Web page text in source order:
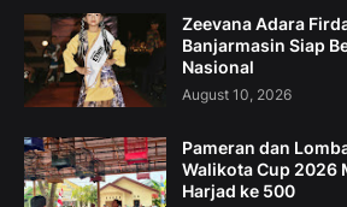
Zeevana Adara
Banjarmasin Siap
Nasional
August 10, 2026
Pameran dan
Walikota Cup 2026
Harjad ke 500